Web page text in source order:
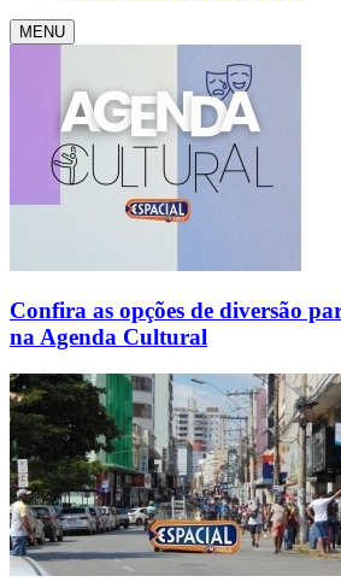
MENU
Confira as opções de diversão
na Agenda Cultural